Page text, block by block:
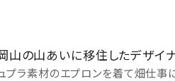
プラ素材のエプロンを着て畑仕事